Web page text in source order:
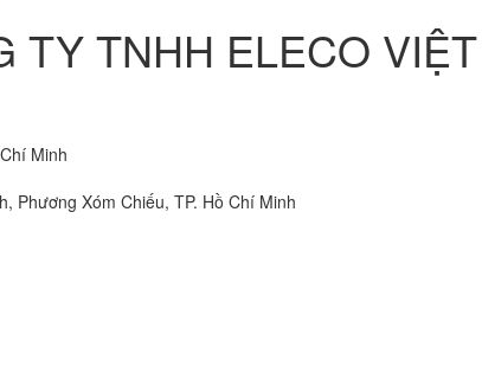
TY TNHH ELECO
Minh
Phương Xóm Chiếu, TP. Hồ Chí Minh